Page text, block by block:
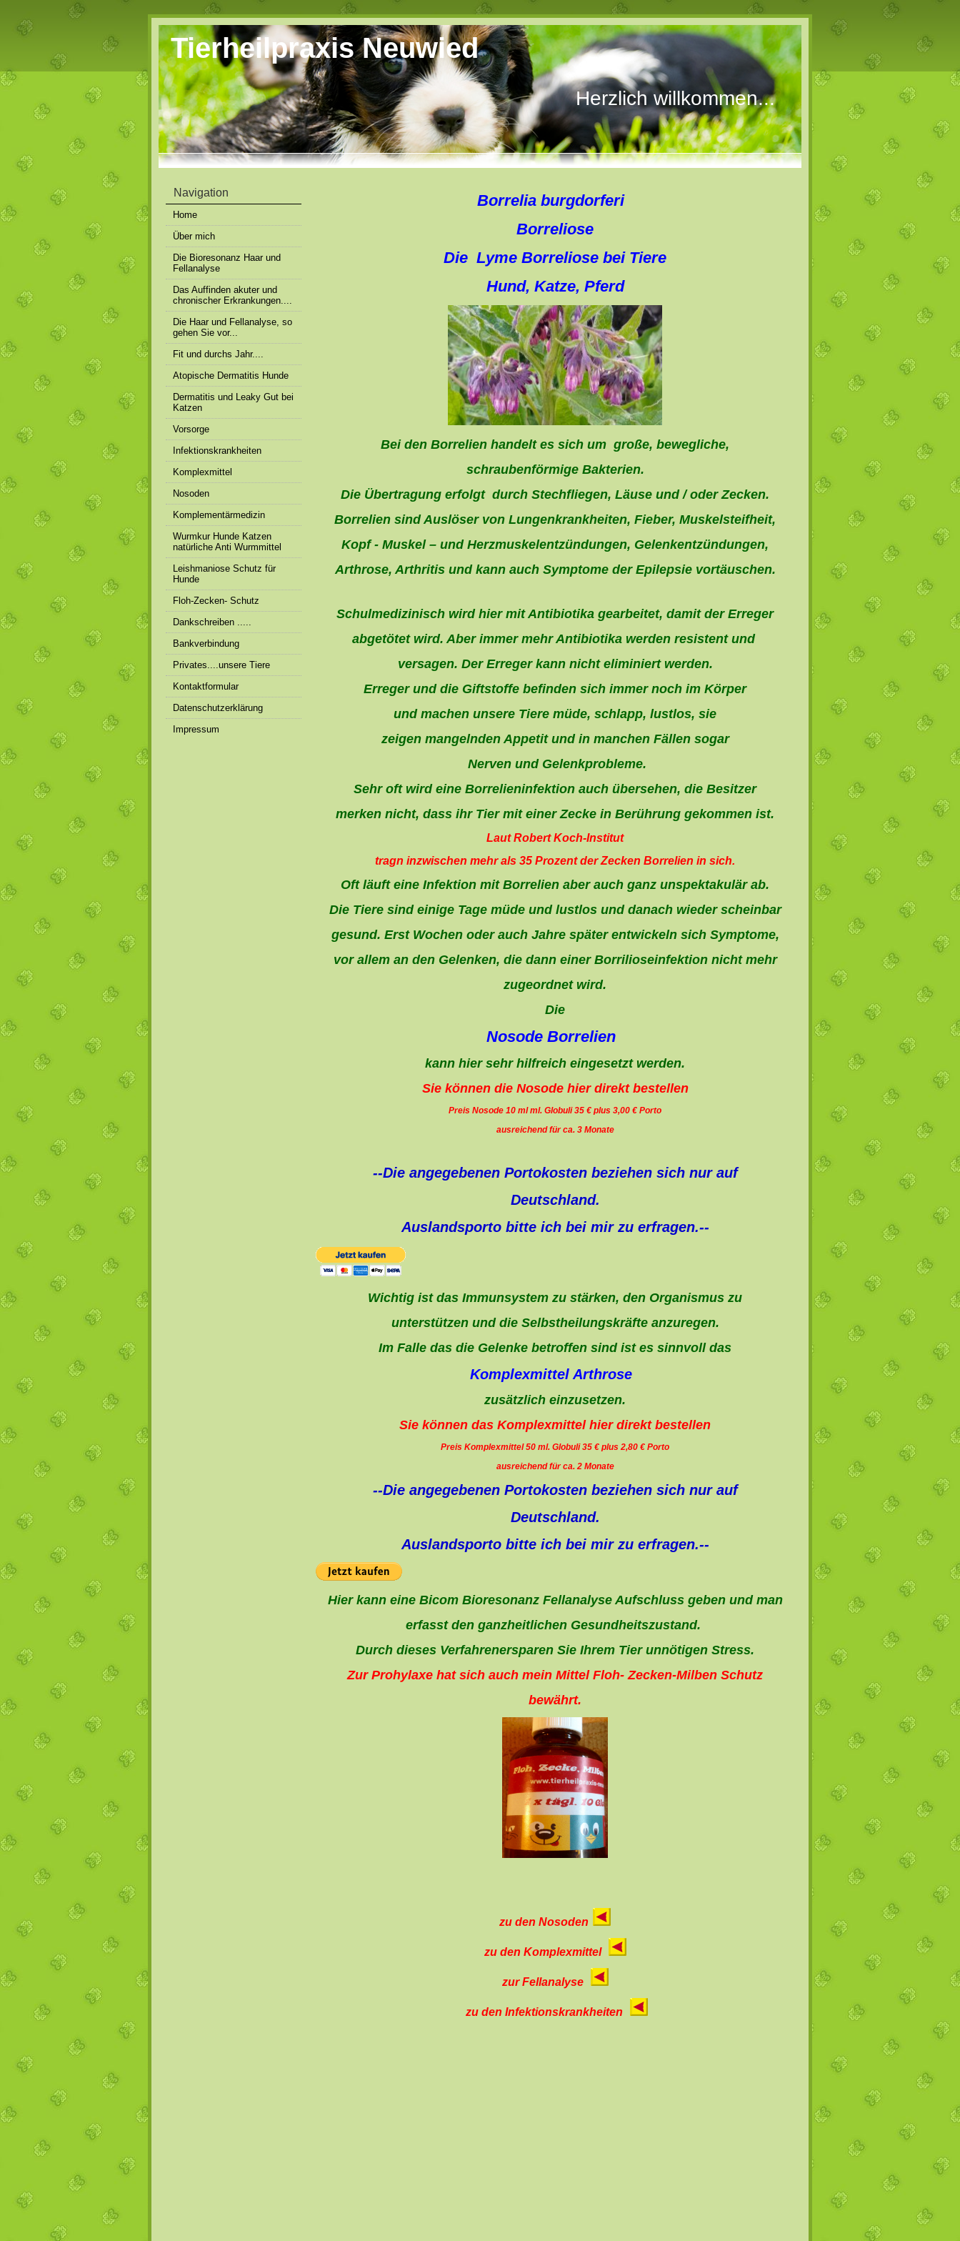
Tierheilpraxis Neuwied
Herzlich willkommen...
Navigation
Home
Über mich
Die Bioresonanz Haar und
Fellanalyse
Das Auffinden akuter und
chronischer Erkrankungen....
Die Haar und Fellanalyse, so
gehen Sie vor...
Fit und durchs Jahr....
Atopische Dermatitis Hunde
Dermatitis und Leaky Gut bei
Katzen
Vorsorge
Infektionskrankheiten
Komplexmittel
Nosoden
Komplementärmedizin
Wurmkur Hunde Katzen
natürliche Anti Wurmmittel
Leishmaniose Schutz für
Hunde
Floh-Zecken- Schutz
Dankschreiben .....
Bankverbindung
Privates....unsere Tiere
Kontaktformular
Datenschutzerklärung
Impressum
Borrelia burgdorferi
Borreliose
Die Lyme Borreliose bei Tiere
Hund, Katze, Pferd
Bei den Borrelien handelt es sich um große, bewegliche,
schraubenförmige Bakterien.
Die Übertragung erfolgt durch Stechfliegen, Läuse und / oder Zecken.
Borrelien sind Auslöser von Lungenkrankheiten, Fieber, Muskelsteifheit,
Kopf - Muskel – und Herzmuskelentzündungen, Gelenkentzündungen,
Arthrose, Arthritis und kann auch Symptome der Epilepsie vortäuschen.
Schulmedizinisch wird hier mit Antibiotika gearbeitet, damit der Erreger
abgetötet wird. Aber immer mehr Antibiotika werden resistent und
versagen. Der Erreger kann nicht eliminiert werden.
Erreger und die Giftstoffe befinden sich immer noch im Körper
und machen unsere Tiere müde, schlapp, lustlos, sie
zeigen mangelnden Appetit und in manchen Fällen sogar
Nerven und Gelenkprobleme.
Sehr oft wird eine Borrelieninfektion auch übersehen, die Besitzer
merken nicht, dass ihr Tier mit einer Zecke in Berührung gekommen ist.
Laut Robert Koch-Institut
tragn inzwischen mehr als 35 Prozent der Zecken Borrelien in sich.
Oft läuft eine Infektion mit Borrelien aber auch ganz unspektakulär ab.
Die Tiere sind einige Tage müde und lustlos und danach wieder scheinbar
gesund. Erst Wochen oder auch Jahre später entwickeln sich Symptome,
vor allem an den Gelenken, die dann einer Borrilioseinfektion nicht mehr
zugeordnet wird.
Die
Nosode Borrelien
kann hier sehr hilfreich eingesetzt werden.
Sie können die Nosode hier direkt bestellen
Preis Nosode 10 ml ml. Globuli 35 € plus 3,00 € Porto
ausreichend für ca. 3 Monate
--Die angegebenen Portokosten beziehen sich nur auf
Deutschland.
Auslandsporto bitte ich bei mir zu erfragen.--
Wichtig ist das Immunsystem zu stärken, den Organismus zu
unterstützen und die Selbstheilungskräfte anzuregen.
Im Falle das die Gelenke betroffen sind ist es sinnvoll das
Komplexmittel Arthrose
zusätzlich einzusetzen.
Sie können das Komplexmittel hier direkt bestellen
Preis Komplexmittel 50 ml. Globuli 35 € plus 2,80 € Porto
ausreichend für ca. 2 Monate
--Die angegebenen Portokosten beziehen sich nur auf
Deutschland.
Auslandsporto bitte ich bei mir zu erfragen.--
Hier kann eine Bicom Bioresonanz Fellanalyse Aufschluss geben und man
erfasst den ganzheitlichen Gesundheitszustand.
Durch dieses Verfahrenersparen Sie Ihrem Tier unnötigen Stress.
Zur Prohylaxe hat sich auch mein Mittel Floh- Zecken-Milben Schutz
bewährt.
zu den Nosoden
zu den Komplexmittel
zur Fellanalyse
zu den Infektionskrankheiten